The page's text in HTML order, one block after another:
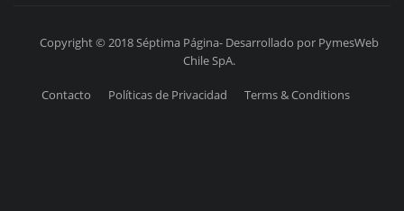
Copyright © 2018 Séptima Página- Desarrollado por PymesWeb
Chile SpA.
Contacto Políticas de Privacidad Terms & Conditions